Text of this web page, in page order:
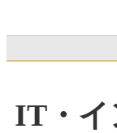
IT・イ